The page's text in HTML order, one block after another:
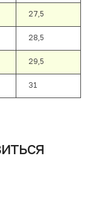
27,5
28,5
29,5
31